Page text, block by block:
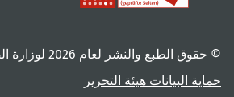
© حقوق الطبع والنشر لعام ‎2026 لوزارة الصحة الاتحادية
حماية البيانات هيئة التحرير